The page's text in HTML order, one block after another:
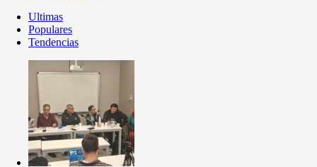
Ultimas
Populares
Tendencias